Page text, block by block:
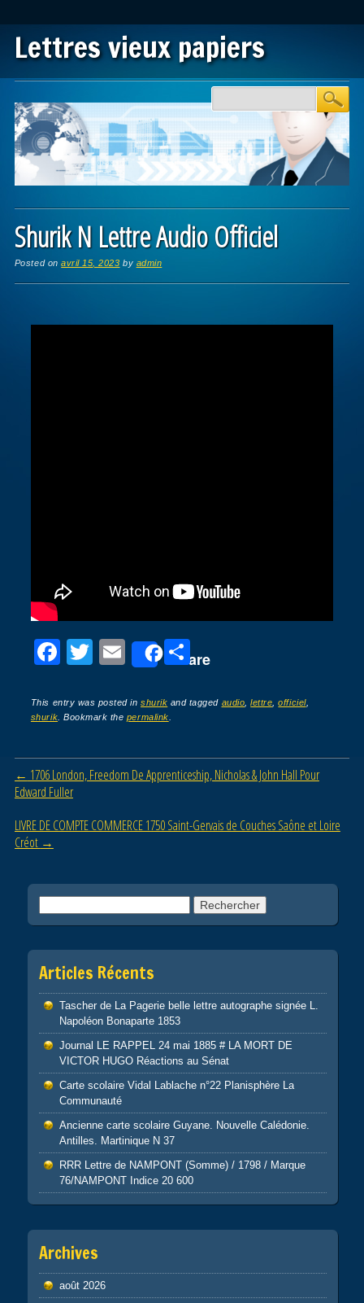
Lettres vieux papiers
Main menu
Shurik N Lettre Audio Officiel
Posted onavril 15, 2023 by admin
F
c
e
b
o
o
k
T
tt
er
E
ail
Share
P
ta
er
This entry was posted inshurik and tagged audio ,lettre ,officiel,
shurik . Bookmark the permalink
Post navigation
← 1706 London, Freedom De Apprenticeship, Nicholas & John Hall Pour
Edward Fuller
LIVRE DE COMPTE COMMERCE 1750 Saint-Gervais de Couches Saône et Loire
Créot →
Articles Récents
Tascher de La Pagerie belle lettre autographe signée L.
Napoléon Bonaparte 1853
Journal LE RAPPEL 24 mai 1885 # LA MORT DE
VICTOR HUGO Réactions au Sénat
Carte scolaire Vidal Lablache n°22 Planisphère La
Communauté
Ancienne carte scolaire Guyane. Nouvelle Calédonie.
Antilles. Martinique N 37
RRR Lettre de NAMPONT (Somme) / 1798 / Marque
76/NAMPONT Indice 20 600
Archives
août 2026